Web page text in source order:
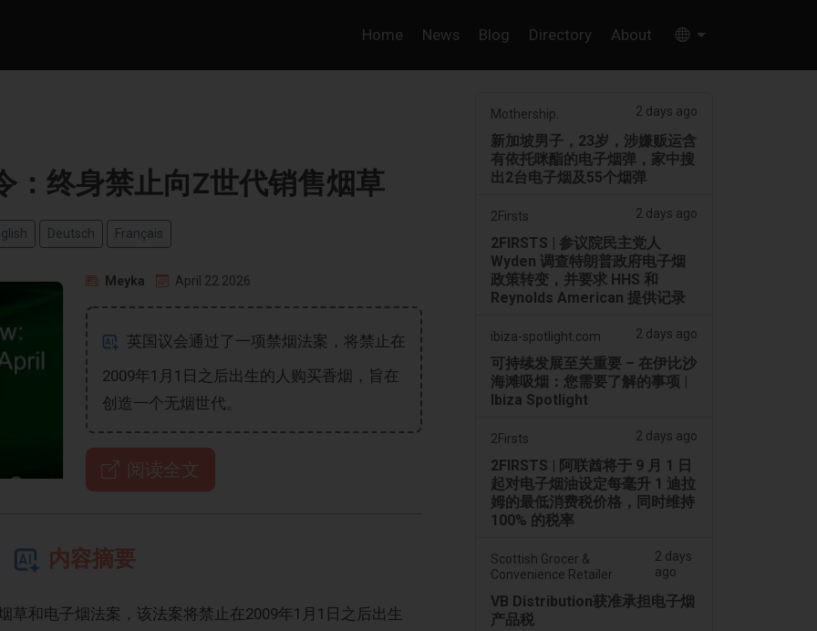
Home News Blog Directory About
：终身禁止向Z世代销售烟草
Deutsch Français
Meyka April 22 2026
英国议会通过了一项禁烟法案，将禁止在
2009年1月1日之后出生的人购买香烟，旨在
创造一个无烟世代。
阅读全文
内容摘要
草和电子烟法案，该法案将禁止在2009年1月1日之后出生
Mothership. 2 days ago
新加坡男子，23岁，涉嫌贩运含
有依托咪酯的电子烟弹，家中搜
出2台电子烟及55个烟弹
2Firsts 2 days ago
2FIRSTS | 参议院民主党人
Wyden 调查特朗普政府电子烟
政策转变，并要求 HHS 和
Reynolds American 提供记录
ibiza-spotlight.com 2 days ago
可持续发展至关重要 – 在伊比沙
海滩吸烟：您需要了解的事项 |
Ibiza Spotlight
2Firsts 2 days ago
2FIRSTS | 阿联酋将于 9 月 1 日
起对电子烟油设定每毫升 1 迪拉
姆的最低消费税价格，同时维持
100% 的税率
Scottish Grocer &
Convenience Retailer
2 days
ago
VB Distribution获准承担电子烟
产品税